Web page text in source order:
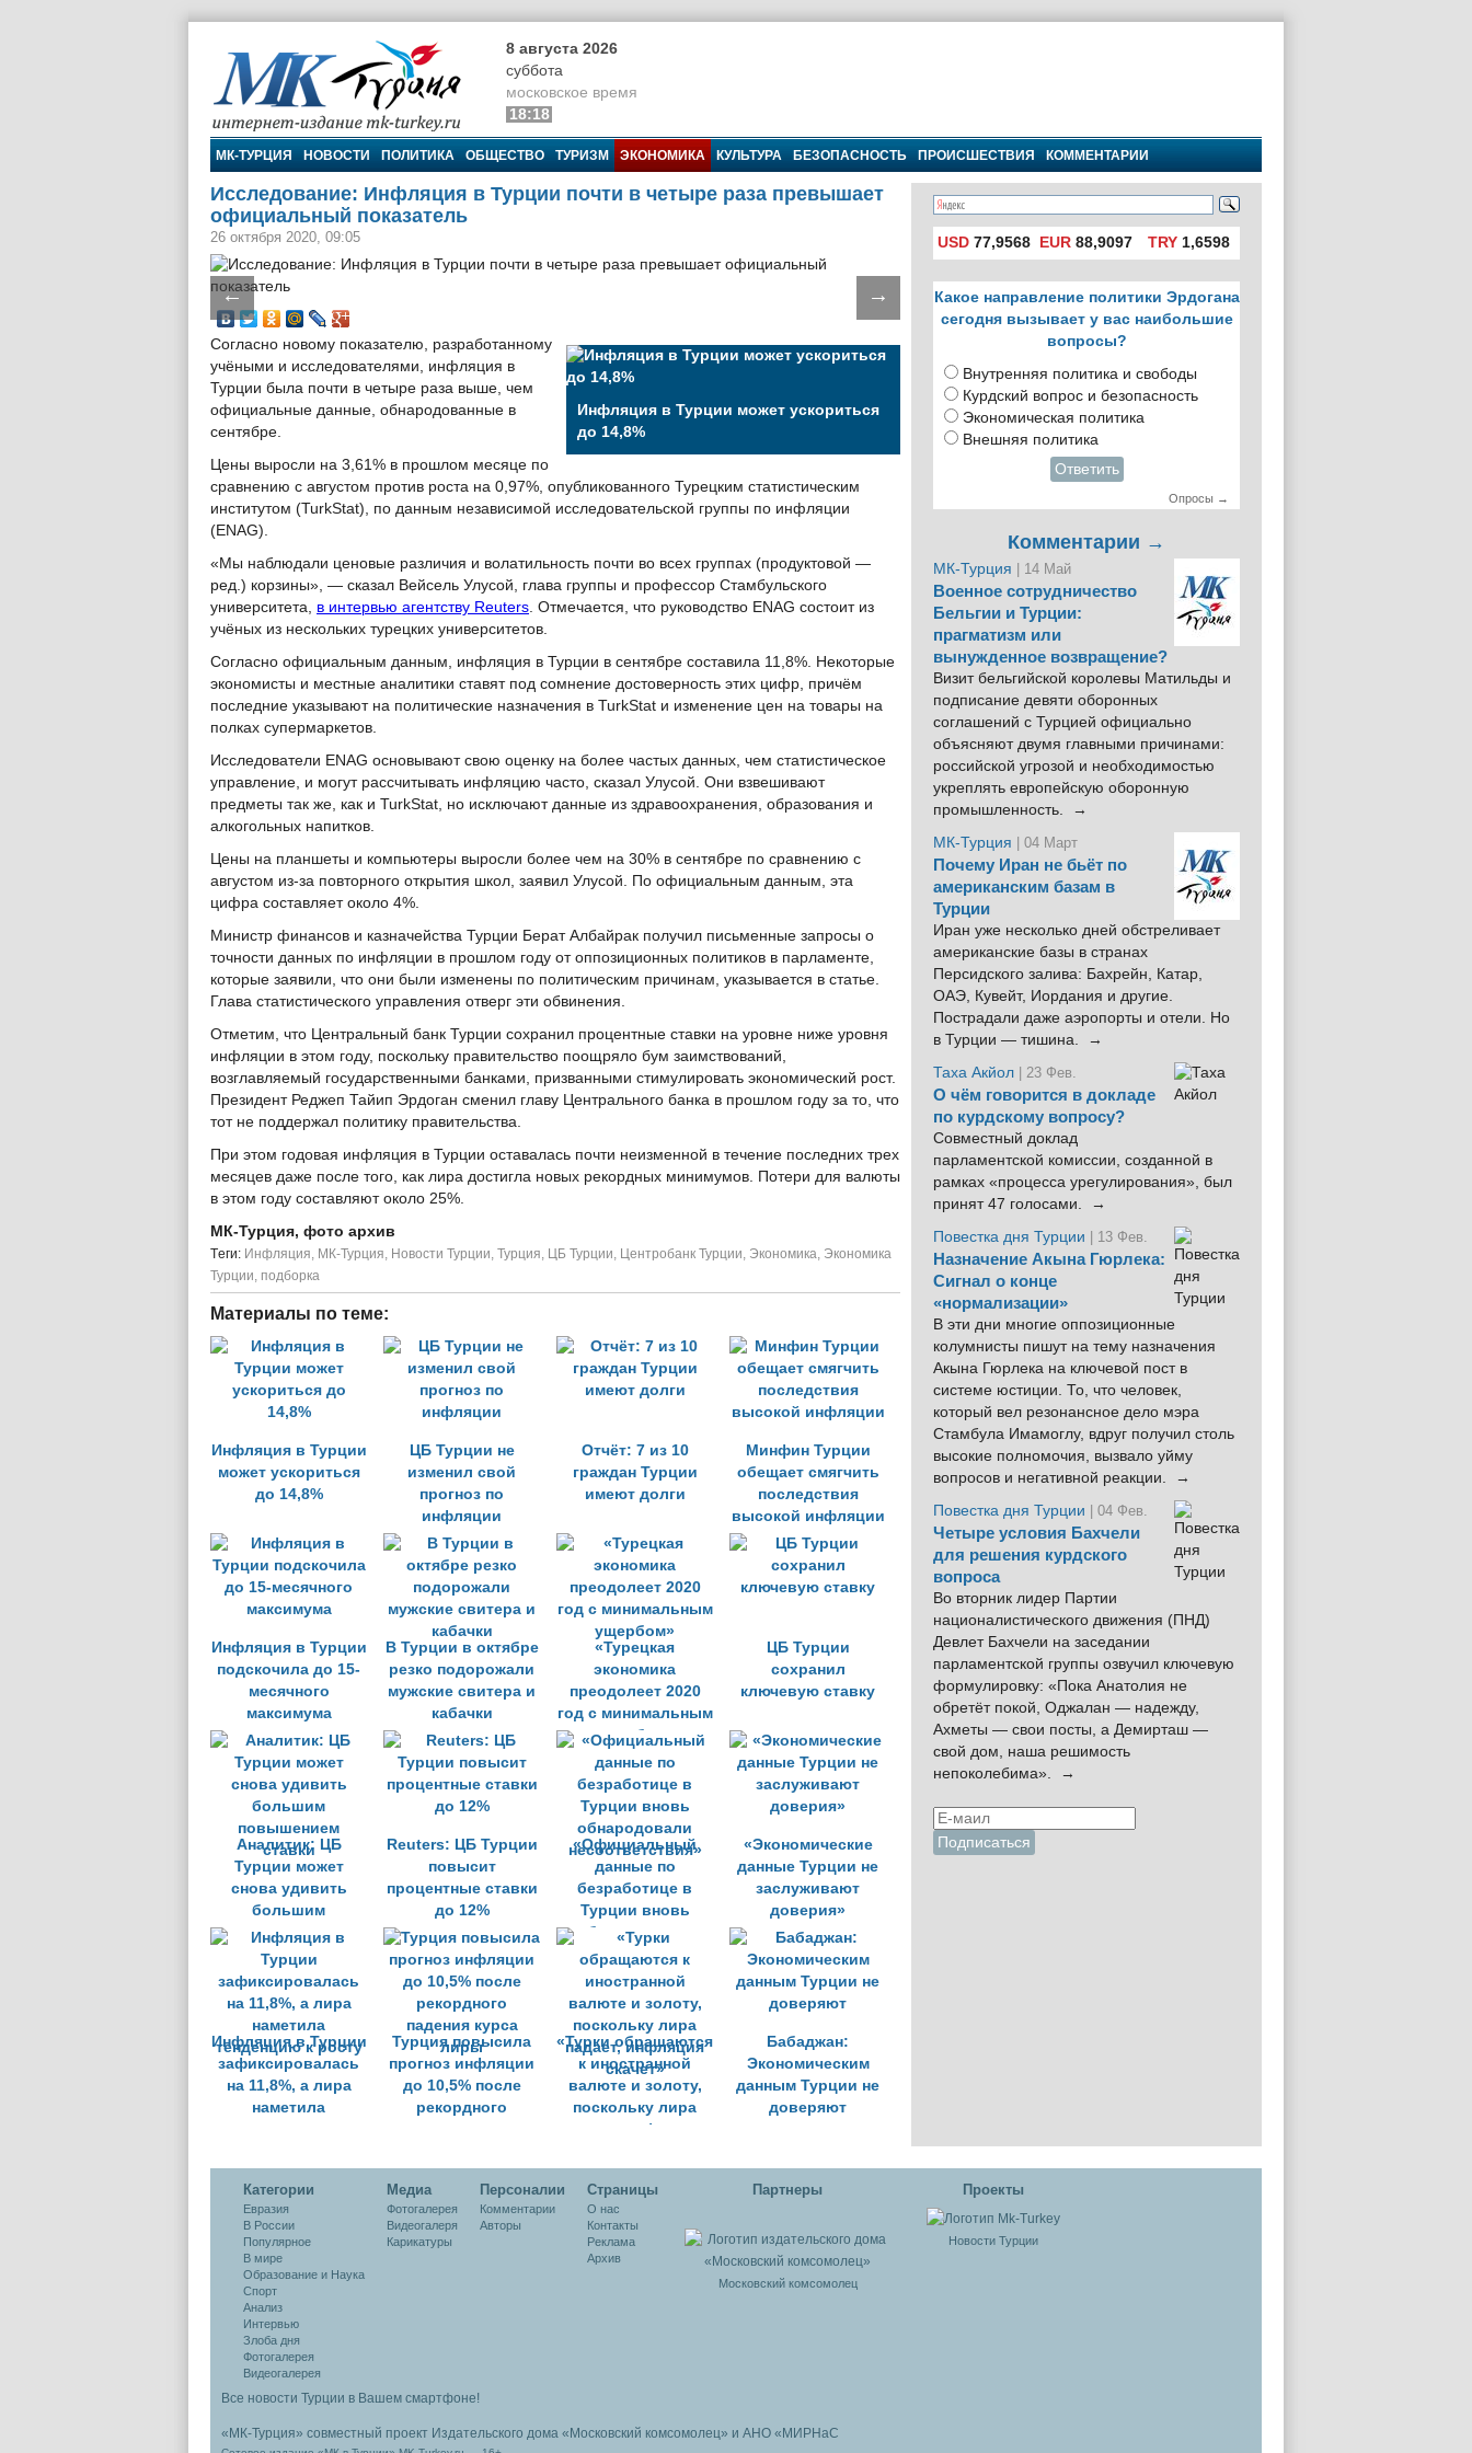
МК-Турция
8 августа 2026
суббота
московское время
18:18
МК-ТУРЦИЯ НОВОСТИ ПОЛИТИКА ОБЩЕСТВО ТУРИЗМ ЭКОНОМИКА КУЛЬТУРА БЕЗОПАСНОСТЬ ПРОИСШЕСТВИЯ КОММЕНТАРИИ
Исследование: Инфляция в Турции почти в четыре раза превышает
официальный показатель
26 октября 2020, 09:05
← →
Инфляция в Турции может ускориться
до 14,8%
Согласно новому показателю, разработанному
учёными и исследователями, инфляция в
Турции была почти в четыре раза выше, чем
официальные данные, обнародованные в
сентябре.
Цены выросли на 3,61% в прошлом месяце по
сравнению с августом против роста на 0,97%, опубликованного Турецким статистическим
институтом (TurkStat), по данным независимой исследовательской группы по инфляции
(ENAG).
«Мы наблюдали ценовые различия и волатильность почти во всех группах (продуктовой —
ред.) корзины», — сказал Вейсель Улусой, глава группы и профессор Стамбульского
университета, в интервью агентству Reuters. Отмечается, что руководство ENAG состоит из
учёных из нескольких турецких университетов.
Согласно официальным данным, инфляция в Турции в сентябре составила 11,8%. Некоторые
экономисты и местные аналитики ставят под сомнение достоверность этих цифр, причём
последние указывают на политические назначения в TurkStat и изменение цен на товары на
полках супермаркетов.
Исследователи ENAG основывают свою оценку на более частых данных, чем статистическое
управление, и могут рассчитывать инфляцию часто, сказал Улусой. Они взвешивают
предметы так же, как и TurkStat, но исключают данные из здравоохранения, образования и
алкогольных напитков.
Цены на планшеты и компьютеры выросли более чем на 30% в сентябре по сравнению с
августом из-за повторного открытия школ, заявил Улусой. По официальным данным, эта
цифра составляет около 4%.
Министр финансов и казначейства Турции Берат Албайрак получил письменные запросы о
точности данных по инфляции в прошлом году от оппозиционных политиков в парламенте,
которые заявили, что они были изменены по политическим причинам, указывается в статье.
Глава статистического управления отверг эти обвинения.
Отметим, что Центральный банк Турции сохранил процентные ставки на уровне ниже уровня
инфляции в этом году, поскольку правительство поощряло бум заимствований,
возглавляемый государственными банками, призванными стимулировать экономический рост.
Президент Реджеп Тайип Эрдоган сменил главу Центрального банка в прошлом году за то, что
тот не поддержал политику правительства.
При этом годовая инфляция в Турции оставалась почти неизменной в течение последних трех
месяцев даже после того, как лира достигла новых рекордных минимумов. Потери для валюты
в этом году составляют около 25%.
МК-Турция, фото архив
Tеги: Инфляция, МК-Турция, Новости Турции, Турция, ЦБ Турции, Центробанк Турции, Экономика, Экономика
Турции, подборка
Материалы по теме:
Инфляция в Турции
может ускориться
до 14,8%
ЦБ Турции не
изменил свой
прогноз по
инфляции
Отчёт: 7 из 10
граждан Турции
имеют долги
Минфин Турции
обещает смягчить
последствия
высокой инфляции
Инфляция в Турции
подскочила до 15-
месячного
максимума
В Турции в октябре
резко подорожали
мужские свитера и
кабачки
«Турецкая
экономика
преодолеет 2020
год с минимальным
ущербом»
ЦБ Турции
сохранил
ключевую ставку
Аналитик: ЦБ
Турции может
снова удивить
большим
повышением
ставки
Reuters: ЦБ Турции
повысит
процентные ставки
до 12%
«Официальный
данные по
безработице в
Турции вновь
обнародовали
несоответствия»
«Экономические
данные Турции не
заслуживают
доверия»
Инфляция в Турции
зафиксировалась
на 11,8%, а лира
наметила
Турция повысила
прогноз инфляции
до 10,5% после
рекордного
«Турки обращаются
к иностранной
валюте и золоту,
поскольку лира
падает, инфляция
Бабаджан:
Экономическим
данным Турции не
доверяют
USD 77,9568 EUR 88,9097 TRY1,6598
Какое направление политики Эрдогана
сегодня вызывает у вас наибольшие
вопросы?
Внутренняя политика и свободы
Курдский вопрос и безопасность
Экономическая политика
Внешняя политика
Ответить
Опросы →
Комментарии →
МК-Турция | 14 Май
Военное сотрудничество
Бельгии и Турции:
прагматизм или
вынужденное возвращение?
Визит бельгийской королевы Матильды и
подписание девяти оборонных
соглашений с Турцией официально
объясняют двумя главными причинами:
российской угрозой и необходимостью
укреплять европейскую оборонную
промышленность. →
МК-Турция
| 04 Март
Почему Иран не бьёт по
американским базам в
Турции
Иран уже несколько дней обстреливает
американские базы в странах
Персидского залива: Бахрейн, Катар,
ОАЭ, Кувейт, Иордания и другие.
Пострадали даже аэропорты и отели. Но
в Турции — тишина. →
Таха Акйол | 23 Фев.
О чём говорится в докладе
по курдскому вопросу?
Совместный доклад
парламентской комиссии, созданной в
рамках «процесса урегулирования», был
принят 47 голосами. →
Повестка дня Турции
| 13 Фев.
Назначение Акына Гюрлека:
Сигнал о конце
«нормализации»
В эти дни многие оппозиционные
колумнисты пишут на тему назначения
Акына Гюрлека на ключевой пост в
системе юстиции. То, что человек,
который вел резонансное дело мэра
Стамбула Имамоглу, вдруг получил столь
высокие полномочия, вызвало уйму
вопросов и негативной реакции. →
Повестка дня Турции
| 04 Фев.
Четыре условия Бахчели
для решения курдского
вопроса
Во вторник лидер Партии
националистического движения (ПНД)
Девлет Бахчели на заседании
парламентской группы озвучил ключевую
формулировку: «Пока Анатолия не
обретёт покой, Оджалан — надежду,
Ахметы — свои посты, а Демирташ —
свой дом, наша решимость
непоколебима». →
Категории
Евразия
В России
Популярное
В мире
Образование и Наука
Спорт
Анализ
Интервью
Злоба дня
Фотогалерея
Видеогалерея
Медиа
Фотогалерея
Видеогалеря
Карикатуры
Персоналии
Комментарии
Авторы
Cтраницы
О нас
Контакты
Реклама
Архив
Партнеры
Московский комсомолец
Проекты
Новости Турции
Все новости Турции в Вашем смартфоне!
«МК-Турция» совместный проект Издательского дома «Московский комсомолец» и АНО «МИРНаС